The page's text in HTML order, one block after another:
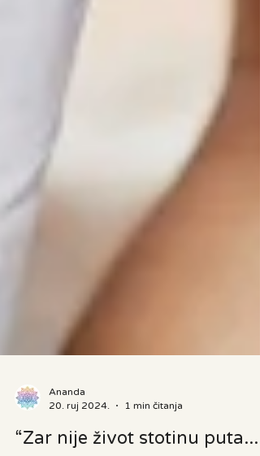
Ananda
20. ruj 2024.
1 min čitanja